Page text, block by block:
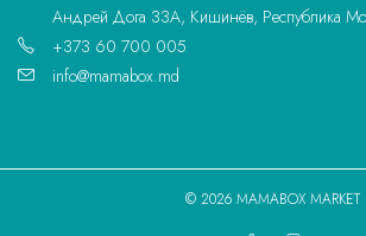
Андрей Дога 33A, Кишинёв, Республика
+373 60 700 005
info@mamabox.md
© 2026 MAMABOX MARKET